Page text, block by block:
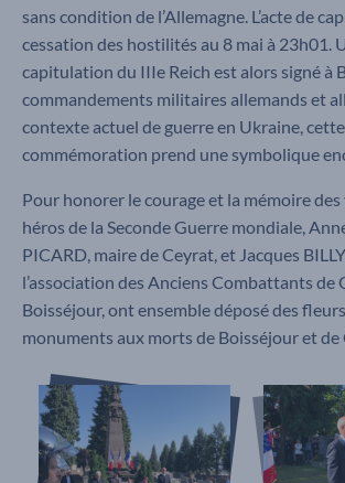
sans condition de l’Allemagne. L’acte de
cessation des hostilités au 8 mai à 23h01.
capitulation du IIIe Reich est alors signé à
commandements militaires allemands et
contexte actuel de guerre en Ukraine, cette
commémoration prend une symbolique
Pour honorer le courage et la mémoire
héros de la Seconde Guerre mondiale,
PICARD, maire de Ceyrat, et Jacques
l’association des Anciens Combattants de
Boisséjour, ont ensemble déposé des
monuments aux morts de Boisséjour et de